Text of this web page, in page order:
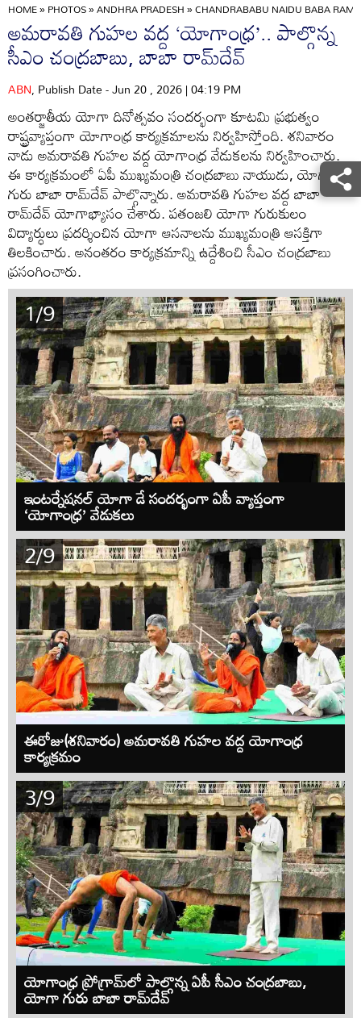
HOME»PHOTOS»ANDHRA PRADESH»CHANDRABABU NAIDU BABA
అమరావతి గుహల వద్ద ‘యోగాంధ్ర’.. పాల్గొన్న
సీఎం చంద్రబాబు, బాబా రామ్‌దేవ్
ABN, Publish Date - Jun 20 , 2026 | 04:19 PM
అంతర్జాతీయ యోగా దినోత్సవం సందర్భంగా కూటమి ప్రభుత్వం
రాష్ట్రవ్యాప్తంగా యోగాంధ్ర కార్యక్రమాలను నిర్వహిస్తోంది. శనివారం
నాడు అమరావతి గుహల వద్ద యోగాంధ్ర వేడుకలను నిర్వహించారు.
ఈ కార్యక్రమంలో ఏపీ ముఖ్యమంత్రి చంద్రబాబు నాయుడు, యోగా
గురు బాబా రామ్‌దేవ్‌ పాల్గొన్నారు. అమరావతి గుహల వద్ద బాబా
రామ్‌దేవ్ యోగాభ్యాసం చేశారు. పతంజలి యోగా గురుకులం
విద్యార్ధులు ప్రదర్శించిన యోగా ఆసనాలను ముఖ్యమంత్రి ఆసక్తిగా
తిలకించారు. అనంతరం కార్యక్రమాన్ని ఉద్దేశించి సీఎం చంద్రబాబు
ప్రసంగించారు.
1/9
ఇంటర్నేషనల్ యోగా డే సందర్భంగా ఏపీ వ్యాప్తంగా
‘యోగాంధ్ర’ వేడుకలు
2/9
ఈరోజు(శనివారం) అమరావతి గుహల వద్ద యోగాంధ్ర
కార్యక్రమం
3/9
యోగాంధ్ర ప్రోగ్రామ్‌లో పాల్గొన్న ఏపీ సీఎం చంద్రబాబు,
యోగా గురు బాబా రామ్‌దేవ్